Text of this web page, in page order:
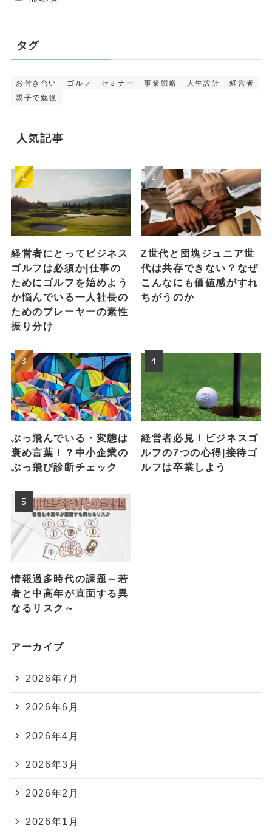
タグ
お付き合い ゴルフ セミナー 事業戦略 人生設計
経営者
親子で勉強
人気記事
経営者にとってビジネス
ゴルフは必須か|仕事の
ためにゴルフを始めよう
か悩んでいる一人社長の
ためのプレーヤーの素性
振り分け
Z世代と団塊ジュニア世
代は共存できない？なぜ
こんなにも価値感がすれ
ちがうのか
ぶっ飛んでいる・変態は
褒め言葉！？中小企業の
ぶっ飛び診断チェック
経営者必見！ビジネスゴ
ルフの7つの心得|接待ゴ
ルフは卒業しよう
情報過多時代の課題～若
者と中高年が直面する異
なるリスク～
アーカイブ
2026年7月
2026年6月
2026年4月
2026年3月
2026年2月
2026年1月